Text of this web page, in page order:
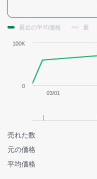
最近の平均価格 量
03/01
0
100K
売れた数
元の価格
平均価格